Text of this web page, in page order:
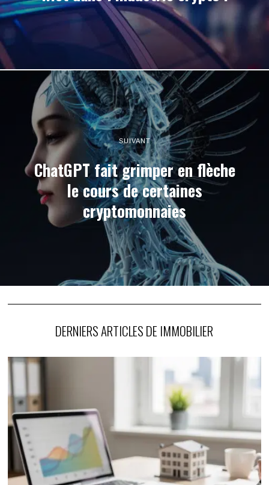
SUIVANT
ChatGPT fait grimper en flèche
le cours de certaines
cryptomonnaies
DERNIERS ARTICLES DE IMMOBILIER